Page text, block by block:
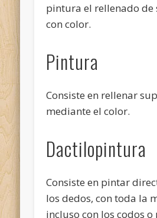
pintura el rellenado de
con color.
Pintura
Consiste en rellenar
mediante el color.
Dactilopintura
Consiste en pintar
los dedos, con toda la
incluso con los codos o